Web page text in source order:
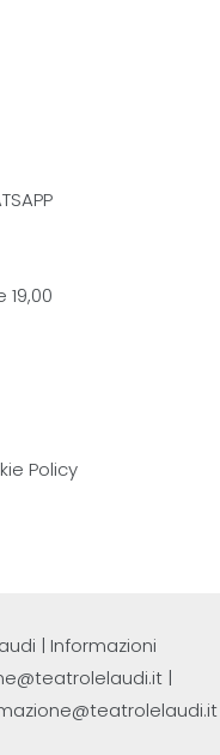
Policy
| Informazioni
|